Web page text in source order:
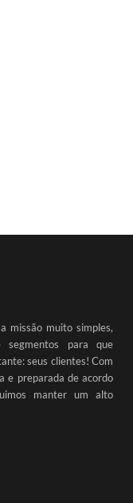
missão muito simples,
para que
seus clientes! Com
e preparada de acordo
manter um alto